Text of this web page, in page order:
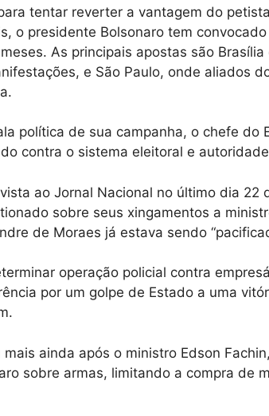
tentar reverter a vantagem do
o presidente Bolsonaro tem
As principais apostas são
e São Paulo, onde aliados
política de sua campanha, o chefe do
contra o sistema eleitoral e
ao Jornal Nacional no último dia 22
sobre seus xingamentos a
de Moraes já estava sendo
operação policial contra
por um golpe de Estado a uma
mais ainda após o ministro Edson
sobre armas, limitando a compra de